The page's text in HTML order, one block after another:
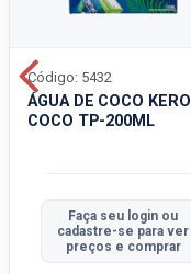
ÁGUA DE COCO KERO
COCO TP-200ML
Código: 5432
Faça seu login ou
cadastre-se para ver
preços e comprar